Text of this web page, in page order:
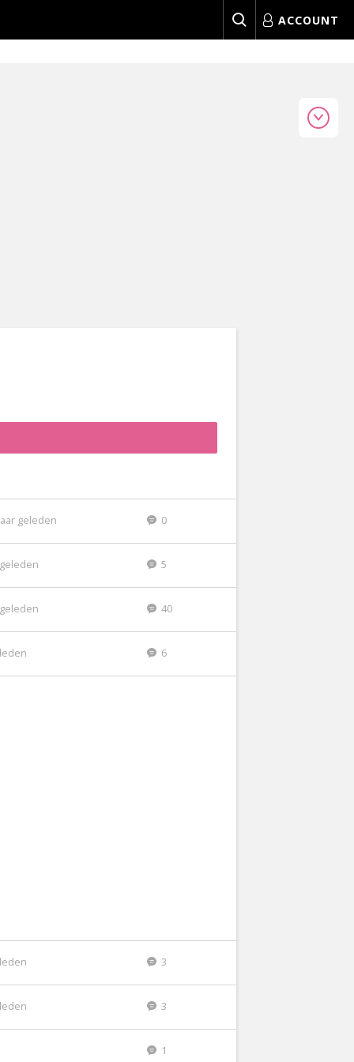
ACCOUNT
geleden 0
5
40
6
3
3
1